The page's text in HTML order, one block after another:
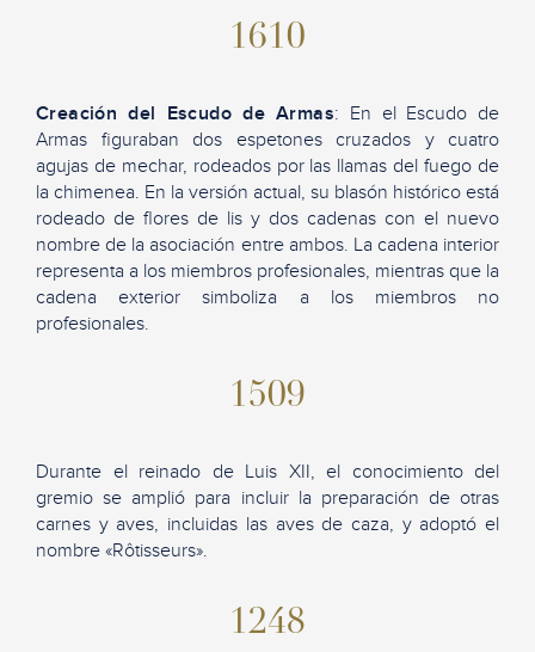
1610
Creación del Escudo de Armas: En el Escudo de
Armas figuraban dos espetones cruzados y cuatro
agujas de mechar, rodeados por las llamas del fuego de
la chimenea. En la versión actual, su blasón histórico está
rodeado de flores de lis y dos cadenas con el nuevo
nombre de la asociación entre ambos. La cadena interior
representa a los miembros profesionales, mientras que la
cadena exterior simboliza a los miembros no
profesionales.
1509
Durante el reinado de Luis XII, el conocimiento del
gremio se amplió para incluir la preparación de otras
carnes y aves, incluidas las aves de caza, y adoptó el
nombre «Rôtisseurs».
1248